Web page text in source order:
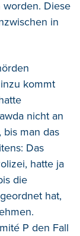
Diese
in
kommt
nicht an
man das
Das
hatte ja
die
hat,
P den Fall